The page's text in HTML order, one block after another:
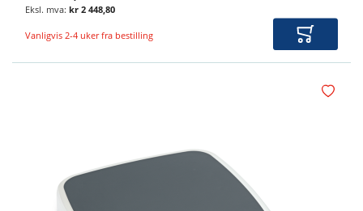
kr 2 448,80
Vanligvis 2-4 uker fra bestilling Legg i
Legg i